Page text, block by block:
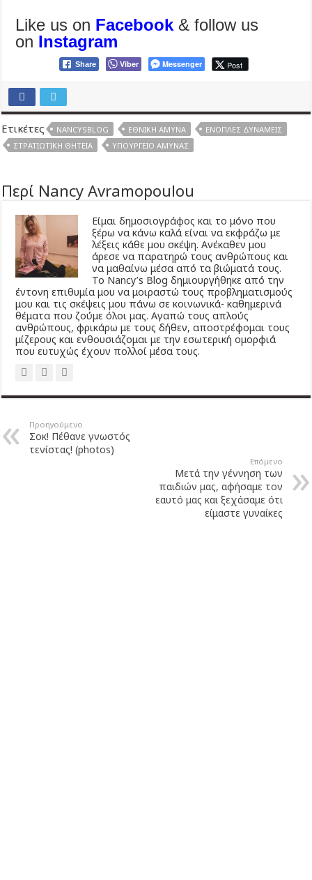
Like us on Facebook & follow us
on Instagram
Share Viber Messenger Post
Ετικέτες NANCYSBLOG ΕΘΝΙΚΉ ΆΜΥΝΑ
ΈΝΟΠΛΕΣ ΔΥΝΆΜΕΙΣ
ΣΤΡΑΤΙΩΤΙΚΉ ΘΗΤΕΊΑ
ΥΠΟΥΡΓΕΊΟ ΆΜΥΝΑΣ
Περί Nancy Avramopoulou
Είμαι δημοσιογράφος και το μόνο που
ξέρω να κάνω καλά είναι να εκφράζω με
λέξεις κάθε μου σκέψη. Ανέκαθεν μου
άρεσε να παρατηρώ τους ανθρώπους και
να μαθαίνω μέσα από τα βιώματά τους.
Το Νancy’s Βlog δημιουργήθηκε από την
έντονη επιθυμία μου να μοιραστώ τους προβληματισμούς
μου και τις σκέψεις μου πάνω σε κοινωνικά- καθημερινά
θέματα που ζούμε όλοι μας. Αγαπώ τους απλούς
ανθρώπους, φρικάρω με τους δήθεν, αποστρέφομαι τους
μίζερους και ενθουσιάζομαι με την εσωτερική ομορφιά
που ευτυχώς έχουν πολλοί μέσα τους.
Προηγούμενο
Σοκ! Πέθανε γνωστός
τενίστας! (photos)
Επόμενο
Μετά την γέννηση των
παιδιών μας, αφήσαμε τον
εαυτό μας και ξεχάσαμε ότι
είμαστε γυναίκες